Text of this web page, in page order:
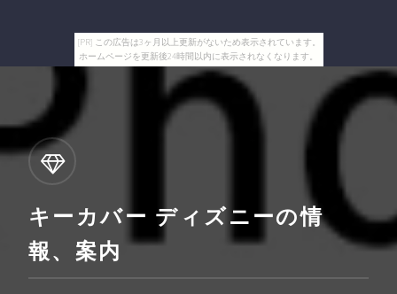
[PR] この広告は3ヶ月以上更新がないため表示されています。
ホームページを更新後24時間以内に表示されなくなります。
キーカバー ディズニーの情
報、案内